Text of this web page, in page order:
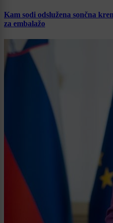
Kam sodi odslužena sončna
za embalažo